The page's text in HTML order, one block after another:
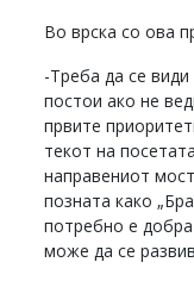
Во врска со ова
-Треба да се
постои ако не
првите
текот на
направениот
позната како
потребно е добра
може да се